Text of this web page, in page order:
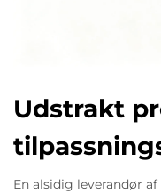
Udstrakt
En alsidig leverandør